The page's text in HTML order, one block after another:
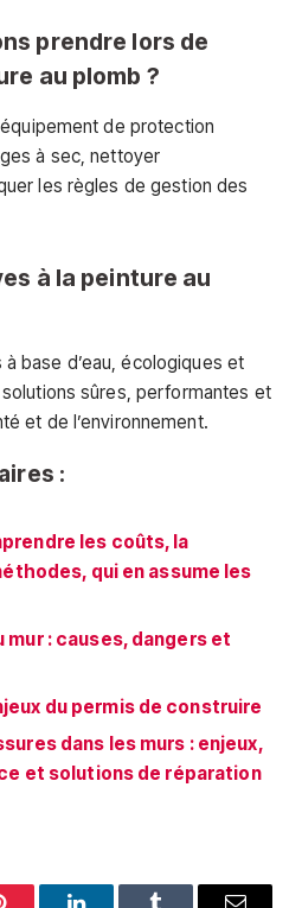
prendre lors de
au plomb ?
de protection
à sec, nettoyer
les règles de gestion des
à la peinture au
base d’eau, écologiques et
sûres, performantes et
et de l’environnement.
:
les coûts, la
qui en assume les
mur : causes, dangers et
du permis de construire
dans les murs : enjeux,
et solutions de réparation